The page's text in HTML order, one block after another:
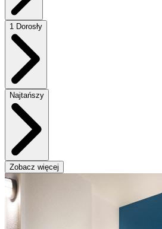
1 Dorosły
Najtańszy
Zobacz więcej